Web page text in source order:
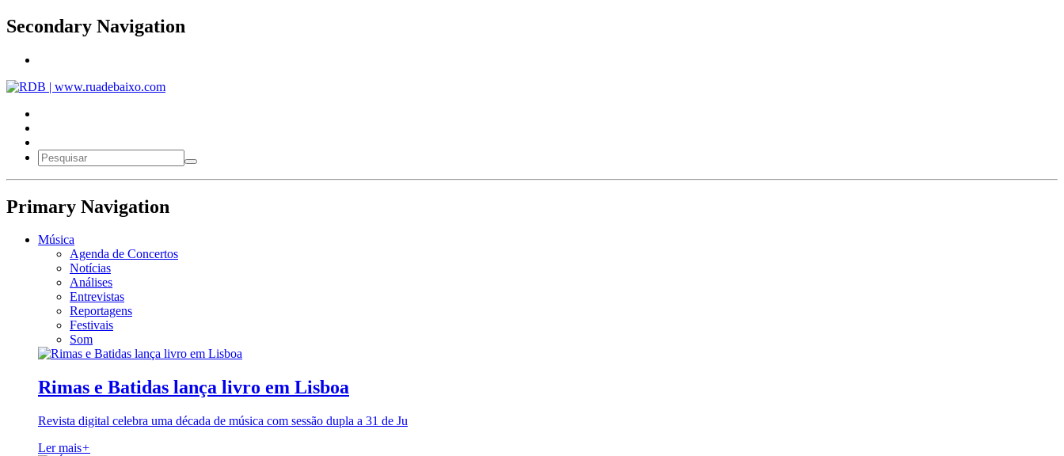
Secondary Navigation
Primary Navigation
Música
Agenda de Concertos
Notícias
Análises
Entrevistas
Reportagens
Festivais
Som
Rimas e Batidas lança livro em Lisboa
Revista digital celebra uma década de música com sessão dupla a 31 de Ju
Ler mais+